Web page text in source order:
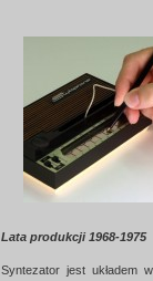
Lata produkcji 1968-1975
Syntezator jest układem